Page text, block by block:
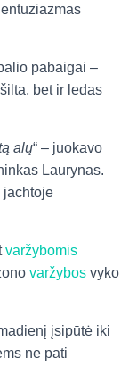
pabaigai –
bet ir ledas
alų“ – juokavo
Laurynas.
jachtoje
varžybomis
varžybos vyko
įsipūtė iki
ne pati